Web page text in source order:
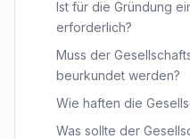
Ist für die Gründung
erforderlich?
Muss der
beurkundet werden?
Wie haften die
Was sollte der